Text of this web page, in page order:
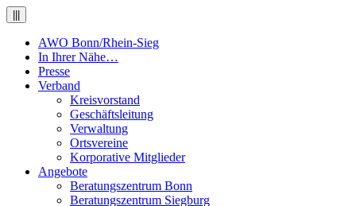
AWO Bonn/Rhein-Sieg
In Ihrer Nähe…
Presse
Verband
Kreisvorstand
Geschäftsleitung
Verwaltung
Ortsvereine
Korporative Mitglieder
Angebote
Beratungszentrum Bonn
Beratungszentrum Siegburg